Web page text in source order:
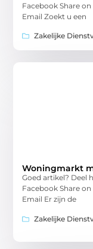
Facebook Share
Email Zoekt u een
Zakelijke
Woningmarkt
Goed artikel? Deel
Facebook Share
Email Er zijn de
Zakelijke